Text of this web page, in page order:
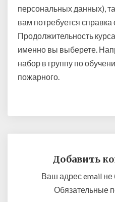
персональных данных),
вам потребуется справка
Продолжительность курса
именно вы выберете.
набор в группу по
пожарного.
Добавить
Ваш адрес email не
Обязательные